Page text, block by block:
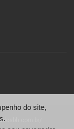
do site,